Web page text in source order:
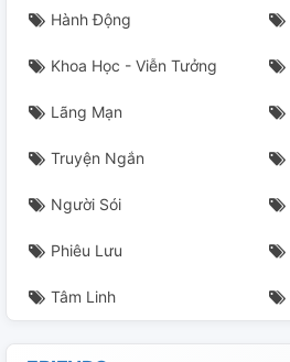
Hành Động
Khoa Học - Viễn Tưởng
Lãng Mạn
Truyện Ngắn
Người Sói
Phiêu Lưu
Tâm Linh